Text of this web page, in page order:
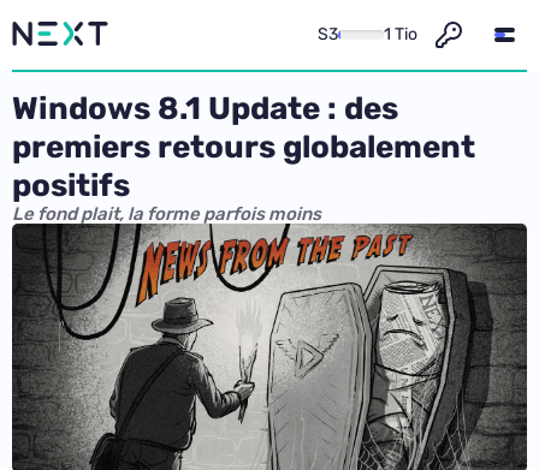
S3 1 Tio
Windows 8.1 Update : des
premiers retours globalement
positifs
Le fond plait, la forme parfois moins